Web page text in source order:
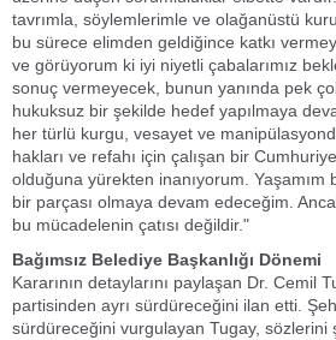
tavrımla, söylemlerimle ve olağanüstü
bu sürece elimden geldiğince katkı
ve görüyorum ki iyi niyetli çabalarımız
sonuç vermeyecek, bunun yanında pek
hukuksuz bir şekilde hedef yapılmaya
her türlü kurgu, vesayet ve
hakları ve refahı için çalışan bir
olduğuna yürekten inanıyorum. Yaşamım
bir parçası olmaya devam edeceğim.
bu mücadelenin çatısı değildir."
Bağımsız Belediye Başkanlığı Dönemi
Kararının detaylarını paylaşan Dr. Cemil
partisinden ayrı sürdüreceğini ilan etti.
sürdüreceğini vurgulayan Tugay, sözlerini